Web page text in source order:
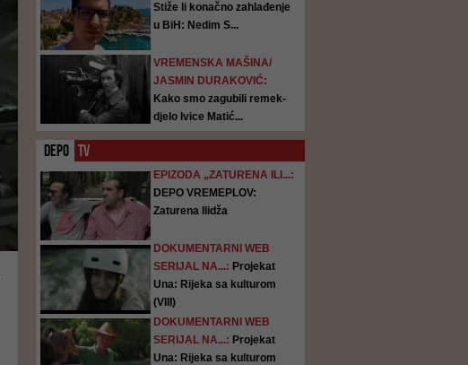
Stiže li konačno zahlađenje
u BiH: Nedim S...
VREMENSKA MAŠINA/
JASMIN DURAKOVIĆ:
Kako smo zagubili remek-
djelo Ivice Matić...
DEPO TV
EPIZODA „ZATURENA ILI...:
DEPO VREMEPLOV:
Zaturena Ilidža
DOKUMENTARNI WEB
SERIJAL NA...: Projekat
Una: Rijeka sa kulturom
(VIII)
DOKUMENTARNI WEB
SERIJAL NA...: Projekat
Una: Rijeka sa kulturom